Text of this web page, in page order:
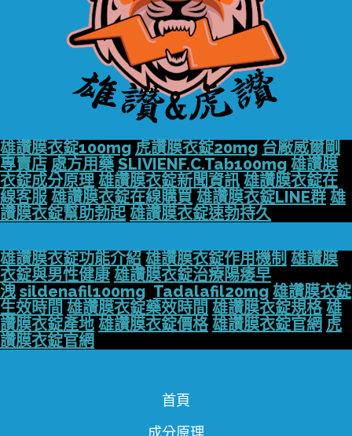
雄讚膜衣錠100mg 虎讚膜衣錠20mg 台廠威爾剛
專賣店 處方用藥 SLIVIENF.C.Tab100mg 雄讚膜
衣錠成分原理 雄讚膜衣錠新聞資訊 雄讚膜衣錠在
線客服 雄讚膜衣錠在線購買 雄讚膜衣錠LINE群 雄
讚膜衣錠幫助勃起 雄讚膜衣錠速勃持久
雄讚膜衣錠功能介紹 雄讚膜衣錠作用機制 雄讚膜
衣錠與男性健康 雄讚膜衣錠治療陽痿早
洩 sildenafil100mg Tadalafil20mg 雄讚膜衣錠
生效時間 雄讚膜衣錠藥效時間 雄讚膜衣錠規格 雄
讚膜衣錠產地 雄讚膜衣錠價格 雄讚膜衣錠官網 虎
讚膜衣錠官網
首頁
成分原理